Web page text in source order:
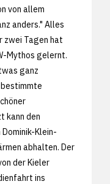
von allem
anders." Alles
zwei Tagen hat
Mythos gelernt.
ganz
kann den
Klein-
abhalten. Der
der Kieler
ins